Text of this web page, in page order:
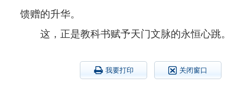
馈赠的升华。
这，正是教科书赋予天门文脉的永恒心跳
我要打印 关闭窗口